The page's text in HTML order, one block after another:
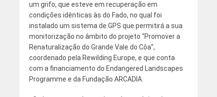
um grifo, que esteve em recuperação em
condições idênticas às do Fado, no qual foi
instalado um sistema de GPS que permitirá a sua
monitorização no âmbito do projeto “Promover a
Renaturalização do Grande Vale do Côa”,
coordenado pela Rewilding Europe, e que conta
com a financiamento do Endangered Landscapes
Programme e da Fundação ARCADIA.